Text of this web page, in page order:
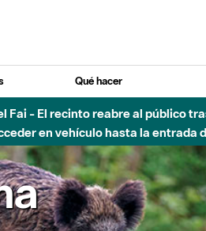
Qué hacer
Fai - El recinto reabre al público
en vehículo hasta la